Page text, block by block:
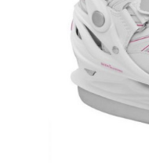
NOVINKA ľadová
topánkou